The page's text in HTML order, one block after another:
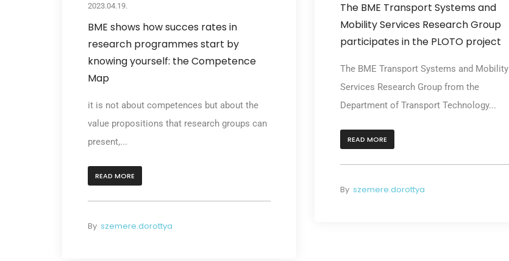
2023.04.19.
BME shows how succes rates in
research programmes start by
knowing yourself: the Competence
Map
it is not about competences but about the
value propositions that research groups can
present,...
READ MORE
By szemere.dorottya
The BME Transport Systems and
Mobility Services Research Group
participates in the PLOTO project
The BME Transport Systems and Mobility
Services Research Group from the
Department of Transport Technology...
READ MORE
By szemere.dorottya